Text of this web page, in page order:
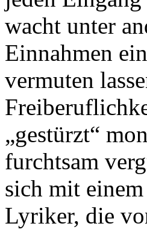
wacht unter
Einnahmen
vermuten
„gestürzt“
furchtsam
sich mit
Lyriker, die